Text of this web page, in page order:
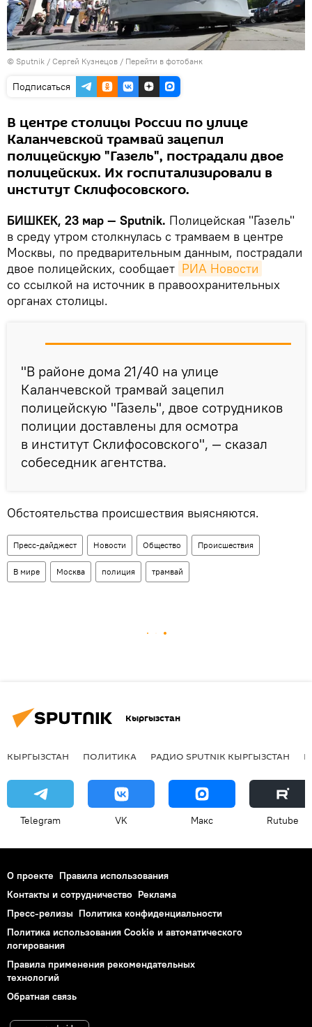
© Sputnik / Сергей Кузнецов / Перейти в фотобанк
Подписаться
В центре столицы России по улице
Каланчевской трамвай зацепил
полицейскую "Газель", пострадали двое
полицейских. Их госпитализировали в
институт Склифосовского.
БИШКЕК, 23 мар — Sputnik. Полицейская "Газель"
в среду утром столкнулась с трамваем в центре
Москвы, по предварительным данным, пострадали
двое полицейских, сообщает РИА Новости
со ссылкой на источник в правоохранительных
органах столицы.
"В районе дома 21/40 на улице
Каланчевской трамвай зацепил
полицейскую "Газель", двое сотрудников
полиции доставлены для осмотра
в институт Склифосовского", — сказал
собеседник агентства.
Обстоятельства происшествия выясняются.
Пресс-дайджест Новости Общество Происшествия
В мире Москва полиция трамвай
Кыргызстан
КЫРГЫЗСТАН ПОЛИТИКА РАДИО SPUTNIK КЫРГЫЗСТАН
Telegram VK Макс Rutube
О проекте Правила использования
Контакты и сотрудничество Реклама
Пресс-релизы Политика конфиденциальности
Политика использования Cookie и автоматического
логирования
Правила применения рекомендательных
технологий
Обратная связь